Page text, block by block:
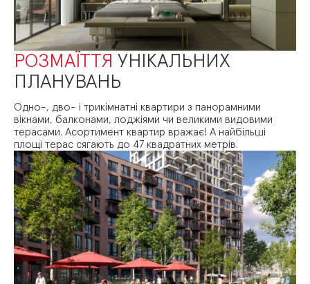
РОЗМАЇТТЯ УНІКАЛЬНИХ
ПЛАНУВАНЬ
Одно-, дво- і трикімнатні квартири з панорамними
вікнами, балконами, лоджіями чи великими видовими
терасами. Асортимент квартир вражає! А найбільші
площі терас сягають до 47 квадратних метрів.